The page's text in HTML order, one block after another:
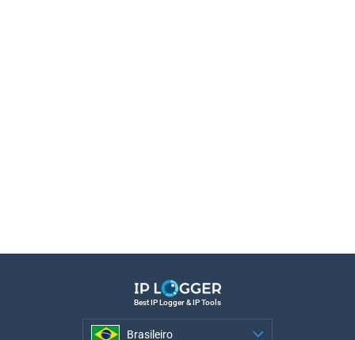
Best IP Logger & IP Tools
Brasileiro